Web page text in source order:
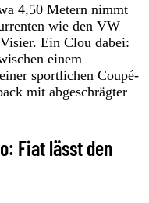
4,50 Metern nimmt
wie den VW
Ein Clou dabei:
einem
sportlichen Coupé-
mit abgeschrägter
Fiat lässt den